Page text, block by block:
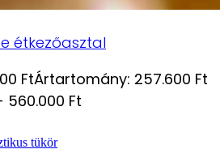
étkezőasztal
FtÁrtartomány: 257.600 Ft
560.000 Ft